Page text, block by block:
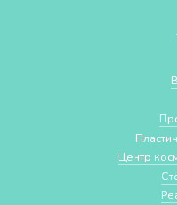
Центр